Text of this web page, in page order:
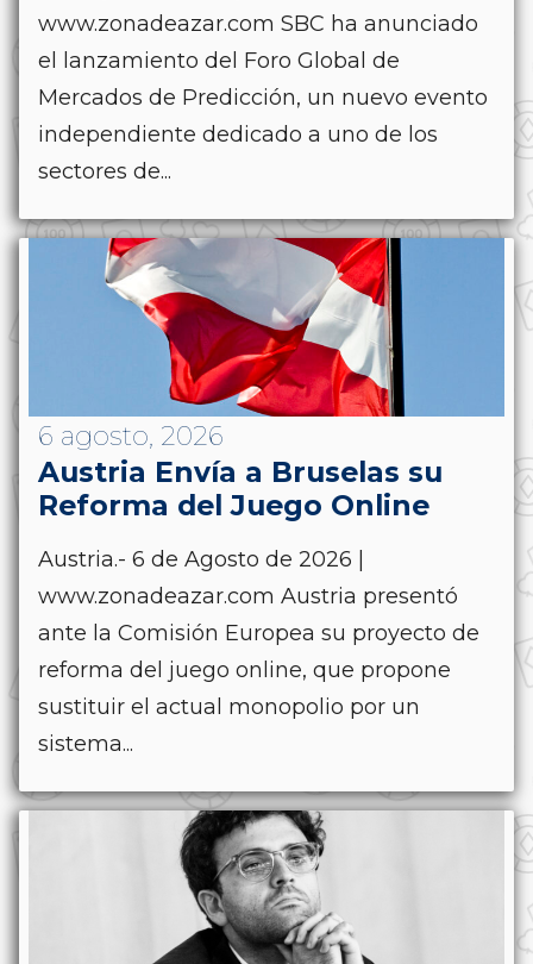
www.zonadeazar.com SBC ha anunciado
el lanzamiento del Foro Global de
Mercados de Predicción, un nuevo evento
independiente dedicado a uno de los
sectores de...
6 agosto, 2026
Austria Envía a Bruselas su
Reforma del Juego Online
Austria.- 6 de Agosto de 2026 |
www.zonadeazar.com Austria presentó
ante la Comisión Europea su proyecto de
reforma del juego online, que propone
sustituir el actual monopolio por un
sistema...